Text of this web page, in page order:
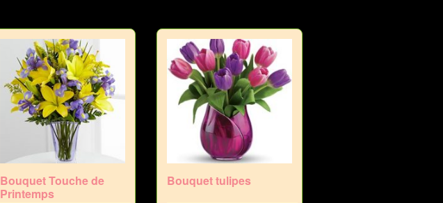
Bouquet Touche de
Printemps
Bouquet tulipes